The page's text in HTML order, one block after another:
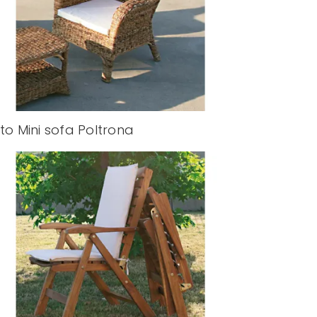
Mini sofa Poltrona